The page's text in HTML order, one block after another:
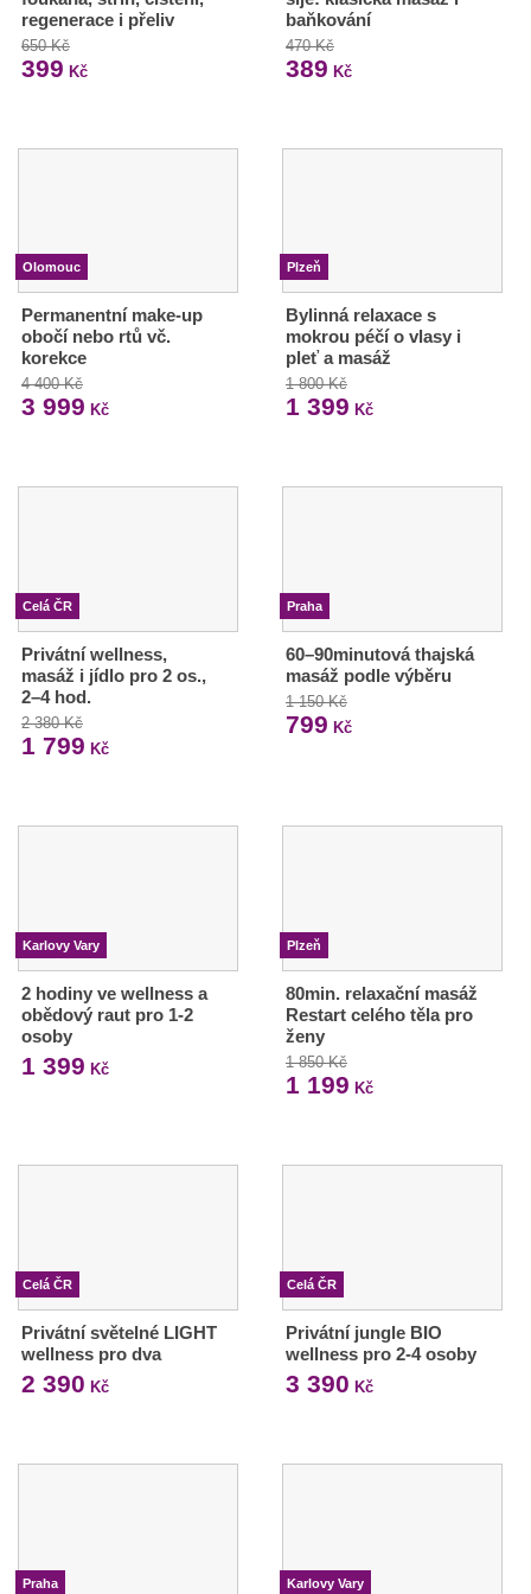
regenerace i přeliv
650 Kč
399 Kč
baňkování
470 Kč
389 Kč
Olomouc
Permanentní make-up
obočí nebo rtů vč.
korekce
4 400 Kč
3 999 Kč
Plzeň
Bylinná relaxace s
mokrou péčí o vlasy i
pleť a masáž
1 800 Kč
1 399 Kč
Celá ČR
Privátní wellness,
masáž i jídlo pro 2 os.,
2–4 hod.
2 380 Kč
1 799 Kč
Praha
60–90minutová thajská
masáž podle výběru
1 150 Kč
799 Kč
Karlovy Vary
2 hodiny ve wellness a
obědový raut pro 1-2
osoby
1 399 Kč
Plzeň
80min. relaxační masáž
Restart celého těla pro
ženy
1 850 Kč
1 199 Kč
Celá ČR
Privátní světelné LIGHT
wellness pro dva
2 390 Kč
Celá ČR
Privátní jungle BIO
wellness pro 2-4 osoby
3 390 Kč
Praha Karlovy Vary